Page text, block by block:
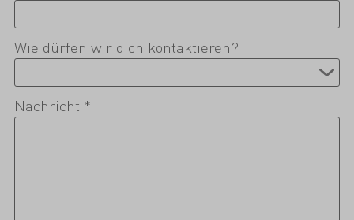
Wie dürfen wir dich kontaktieren?
Nachricht *